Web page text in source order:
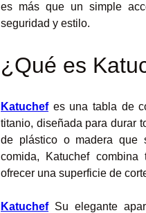
es más que un simple
seguridad y estilo.
¿Qué es
Katuchef es una tabla de
titanio, diseñada para durar
de plástico o madera que
comida, Katuchef
ofrecer una superficie de
Katuchef Su elegante